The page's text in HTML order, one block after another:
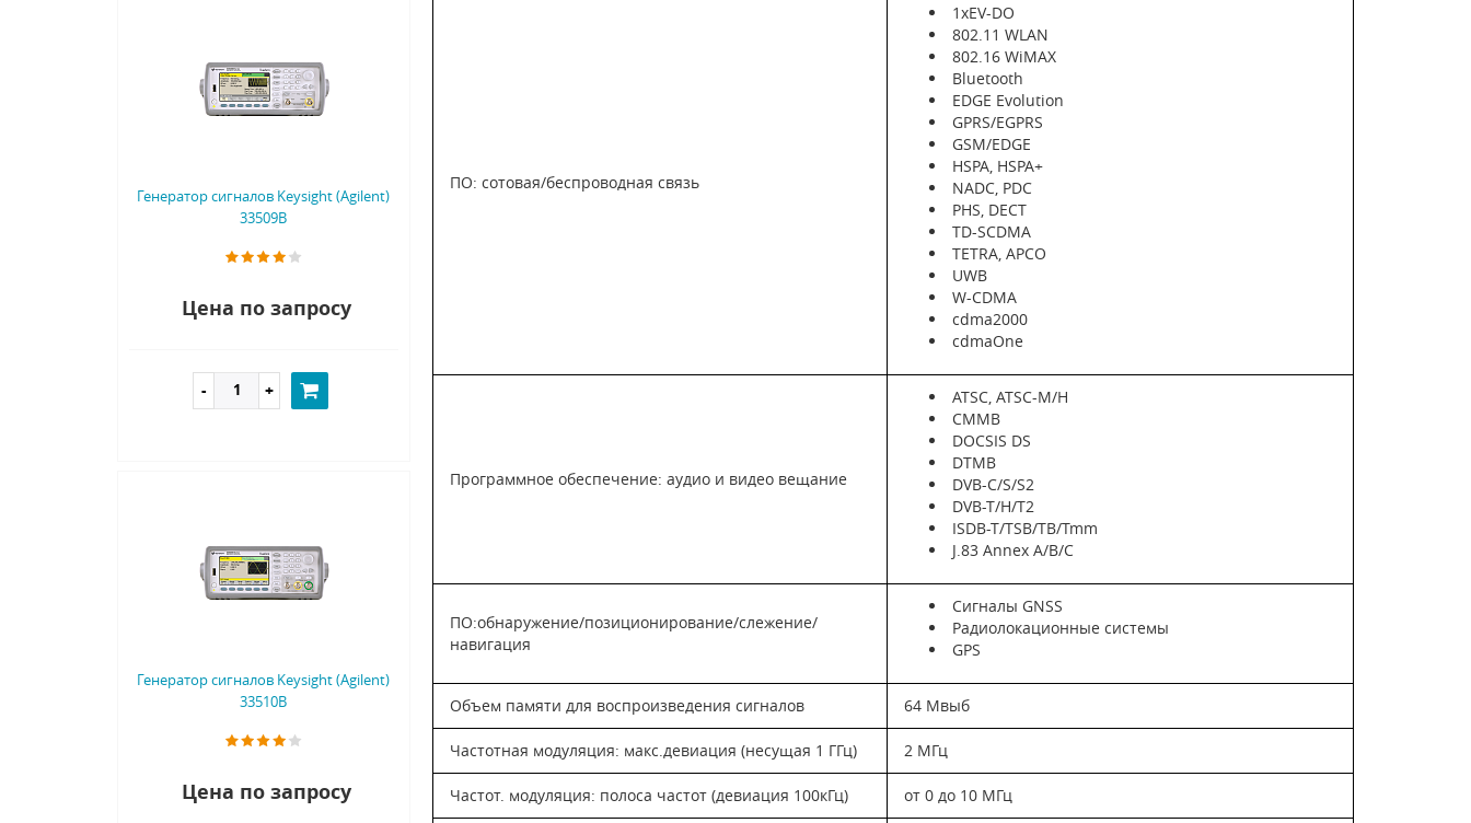
Генератор сигналов Keysight (Agilent)
33509B
Цена по запросу
Генератор сигналов Keysight (Agilent)
33510B
Цена по запросу
ПО: сотовая/беспроводная связь
1xEV-DO
802.11 WLAN
802.16 WiMAX
Bluetooth
EDGE Evolution
GPRS/EGPRS
GSM/EDGE
HSPA, HSPA+
NADC, PDC
PHS, DECT
TD-SCDMA
TETRA, APCO
UWB
W-CDMA
cdma2000
cdmaOne
Программное обеспечение: аудио и видео вещание
ATSC, ATSC-M/H
CMMB
DOCSIS DS
DTMB
DVB-C/S/S2
DVB-T/H/T2
ISDB-T/TSB/TB/Tmm
J.83 Annex A/B/C
ПО:обнаружение/позиционирование/слежение/
навигация
Сигналы GNSS
Радиолокационные системы
GPS
Объем памяти для воспроизведения сигналов 64 Мвыб
Частотная модуляция: макс.девиация (несущая 1 ГГц) 2 МГц
Частот. модуляция: полоса частот (девиация 100кГц) от 0 до 10 МГц